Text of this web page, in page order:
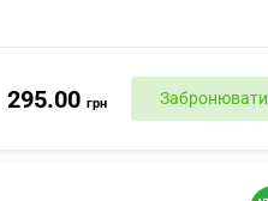
295.00 грн Забронювати